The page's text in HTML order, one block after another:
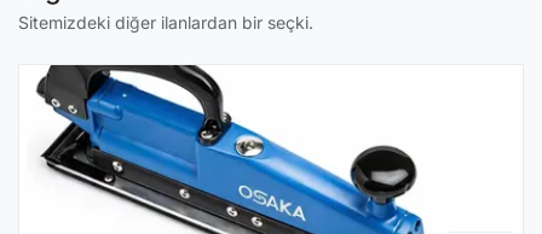
Sitemizdeki diğer ilanlardan bir seçki.